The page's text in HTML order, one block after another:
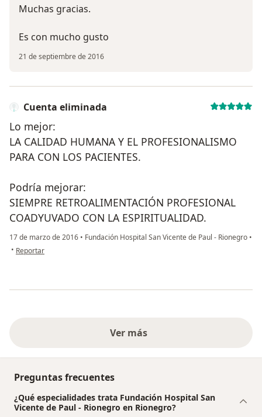
Muchas gracias.
Es con mucho gusto
21 de septiembre de 2016
Cuenta eliminada
Lo mejor:
LA CALIDAD HUMANA Y EL PROFESIONALISMO
PARA CON LOS PACIENTES.
Podría mejorar:
SIEMPRE RETROALIMENTACIÓN PROFESIONAL
COADYUVADO CON LA ESPIRITUALIDAD.
17 de marzo de 2016 • Fundación Hospital San Vicente de Paul - Rionegro •
• en opinión del usuario Cuenta eliminada
Reportar
Ver más
Preguntas frecuentes
¿Qué especialidades trata Fundación Hospital San
Vicente de Paul - Rionegro en Rionegro?